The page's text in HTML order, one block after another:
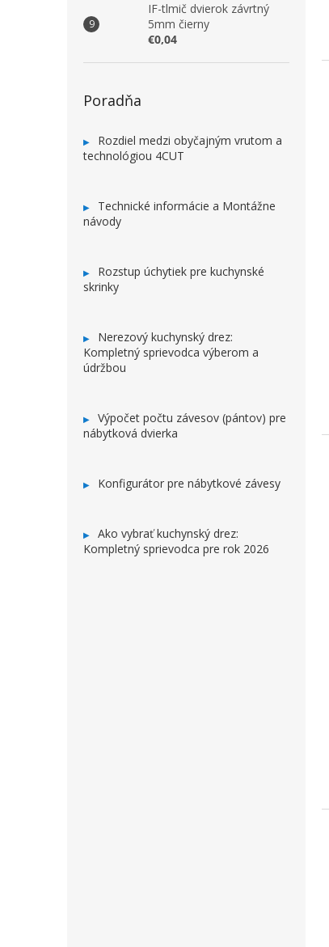
IF-tlmič dvierok závrtný
5mm čierny
€0,04
Poradňa
Rozdiel medzi obyčajným vrutom a
technológiou 4CUT
Technické informácie a Montážne
návody
Rozstup úchytiek pre kuchynské
skrinky
Nerezový kuchynský drez:
Kompletný sprievodca výberom a
údržbou
Výpočet počtu závesov (pántov) pre
nábytková dvierka
Konfigurátor pre nábytkové závesy
Ako vybrať kuchynský drez:
Kompletný sprievodca pre rok 2026